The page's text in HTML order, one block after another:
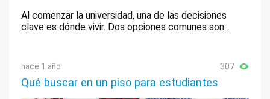
Al comenzar la universidad, una de las decisiones
clave es dónde vivir. Dos opciones comunes son...
hace 1 año 307
Qué buscar en un piso para estudiantes